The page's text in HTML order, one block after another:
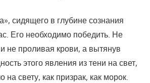
сидящего в глубине сознания
Его необходимо победить. Не
не проливая крови, а вытянув
этого явления из тени на свет,
на свету, как призрак, как морок.